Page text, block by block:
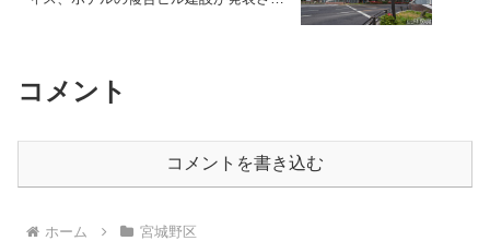
コメント
コメントを書き込む
ホーム 宮城野区